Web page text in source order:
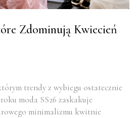
Zdominują Kwiecień
trendy z wybiegu ostatecznie
moda SS26 zaskakuje
minimalizmu kwitnie